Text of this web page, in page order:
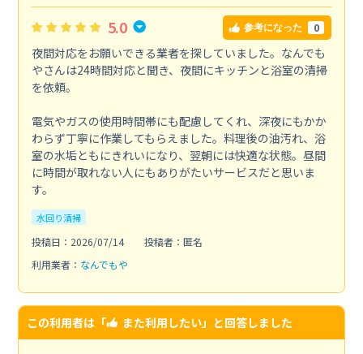
5.0 参考になった 0
夜間対応をお願いできる業者を探していました。なんでも
やさんは24時間対応と聞き、夜間にキッチンと浴室の清掃
を依頼。
電気やガスの使用時間帯にも配慮してくれ、深夜にもかか
わらず丁寧に作業してもらえました。料理後の油汚れ、浴
室の水垢ともにきれいになり、翌朝には快適な状態。昼間
に時間が取れない人にもありがたいサービスだと思いま
す。
水回り清掃
投稿日：2026/07/14
投稿者：匿名
利用業者： なんでもや
この利用者は「 また利用したい」と回答しました